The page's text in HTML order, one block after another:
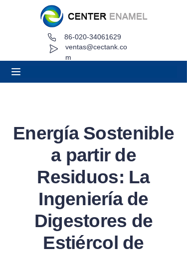
ventas@cectank.co
m
86-020-34061629
Energía Sostenible
a partir de
Residuos: La
Ingeniería de
Digestores de
Estiércol de
Acerca de
Caso de proyecto
Solicitar cotización
Contacto